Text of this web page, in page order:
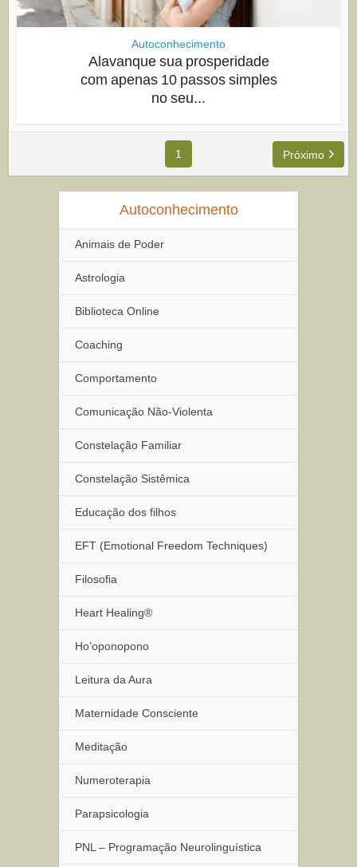
Autoconhecimento
Alavanque sua prosperidade
com apenas 10 passos simples
no seu...
1 Próximo
Autoconhecimento
Animais de Poder
Astrologia
Biblioteca Online
Coaching
Comportamento
Comunicação Não-Violenta
Constelação Familiar
Constelação Sistêmica
Educação dos filhos
EFT (Emotional Freedom Techniques)
Filosofia
Heart Healing®
Ho’oponopono
Leitura da Aura
Maternidade Consciente
Meditação
Numeroterapia
Parapsicologia
PNL – Programação Neurolinguística